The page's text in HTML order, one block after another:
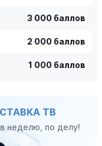
3 000 баллов
2 000 баллов
1 000 баллов
СТАВКА ТВ
неделю, по делу!